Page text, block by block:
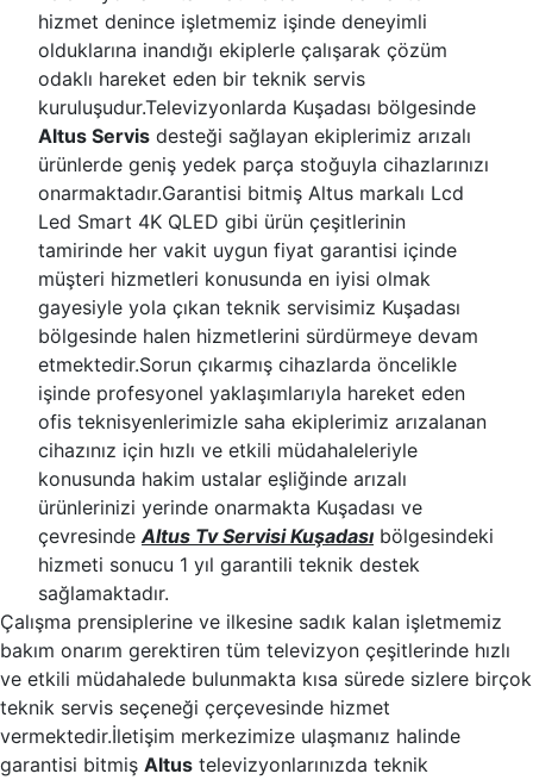
hizmet denince işletmemiz işinde deneyimli
olduklarına inandığı ekiplerle çalışarak çözüm
odaklı hareket eden bir teknik servis
kuruluşudur.Televizyonlarda Kuşadası bölgesinde
Altus Servis desteği sağlayan ekiplerimiz arızalı
ürünlerde geniş yedek parça stoğuyla cihazlarınızı
onarmaktadır.Garantisi bitmiş Altus markalı Lcd
Led Smart 4K QLED gibi ürün çeşitlerinin
tamirinde her vakit uygun fiyat garantisi içinde
müşteri hizmetleri konusunda en iyisi olmak
gayesiyle yola çıkan teknik servisimiz Kuşadası
bölgesinde halen hizmetlerini sürdürmeye devam
etmektedir.Sorun çıkarmış cihazlarda öncelikle
işinde profesyonel yaklaşımlarıyla hareket eden
ofis teknisyenlerimizle saha ekiplerimiz arızalanan
cihazınız için hızlı ve etkili müdahaleleriyle
konusunda hakim ustalar eşliğinde arızalı
ürünlerinizi yerinde onarmakta Kuşadası ve
çevresindeAltus Tv Servisi Kuşadası bölgesindeki
hizmeti sonucu 1 yıl garantili teknik destek
sağlamaktadır.
Çalışma prensiplerine ve ilkesine sadık kalan işletmemiz
bakım onarım gerektiren tüm televizyon çeşitlerinde hızlı
ve etkili müdahalede bulunmakta kısa sürede sizlere birçok
teknik servis seçeneği çerçevesinde hizmet
vermektedir.İletişim merkezimize ulaşmanız halinde
garantisi bitmiş Altus televizyonlarınızda teknik